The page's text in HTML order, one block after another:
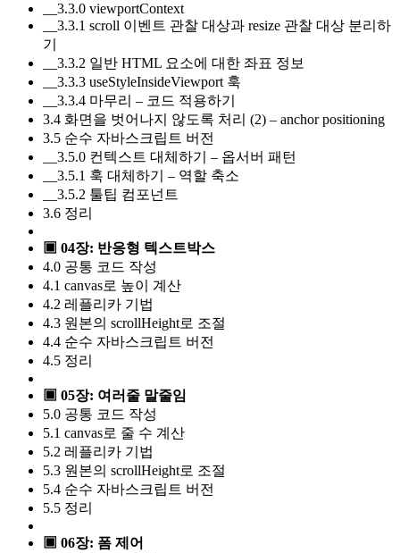
__3.3.0 viewportContext
__3.3.1 scroll 이벤트 관찰 대상과 resize 관찰 대상 분리하
기
__3.3.2 일반 HTML 요소에 대한 좌표 정보
__3.3.3 useStyleInsideViewport 훅
__3.3.4 마무리 – 코드 적용하기
3.4 화면을 벗어나지 않도록 처리 (2) – anchor positioning
3.5 순수 자바스크립트 버전
__3.5.0 컨텍스트 대체하기 – 옵서버 패턴
__3.5.1 훅 대체하기 – 역할 축소
__3.5.2 툴팁 컴포넌트
3.6 정리
▣ 04장: 반응형 텍스트박스
4.0 공통 코드 작성
4.1 canvas로 높이 계산
4.2 레플리카 기법
4.3 원본의 scrollHeight로 조절
4.4 순수 자바스크립트 버전
4.5 정리
▣ 05장: 여러줄 말줄임
5.0 공통 코드 작성
5.1 canvas로 줄 수 계산
5.2 레플리카 기법
5.3 원본의 scrollHeight로 조절
5.4 순수 자바스크립트 버전
5.5 정리
▣ 06장: 폼 제어